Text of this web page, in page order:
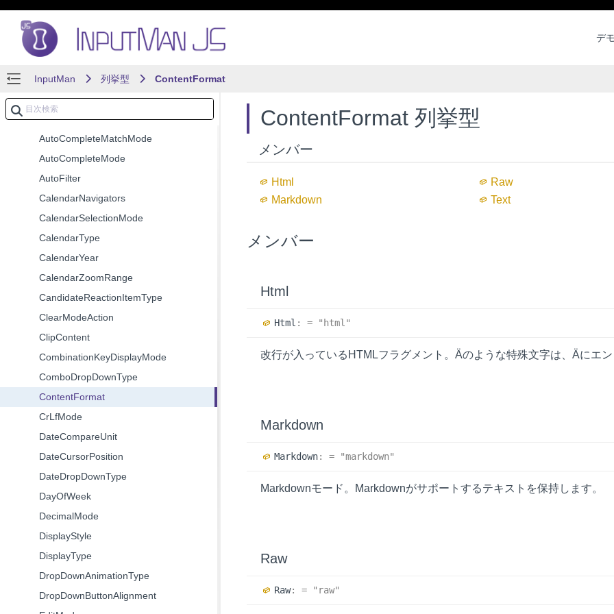
デモ
InputMan 列挙型 ContentFormat
クラス
列挙型
AddNewCommentPosition
Alignment
AllowSelection
AppearanceStyle
AutoCompleteMatchMode
AutoCompleteMode
AutoFilter
CalendarNavigators
CalendarSelectionMode
CalendarType
CalendarYear
CalendarZoomRange
CandidateReactionItemType
ClearModeAction
ClipContent
CombinationKeyDisplayMode
ComboDropDownType
ContentFormat
CrLfMode
DateCompareUnit
DateCursorPosition
DateDropDownType
DayOfWeek
DecimalMode
DisplayStyle
DisplayType
DropDownAnimationType
DropDownButtonAlignment
ContentFormat 列挙型
メンバー
Html
Markdown
Raw
Text
メンバー
Html
Html : = "html"
改行が入っているHTMLフラグメント。Äのような特殊文字は、Äにエ
Markdown
Markdown: = "markdown"
Markdownモード。Markdownがサポートするテキストを保持します。​
Raw
Raw: = "raw"